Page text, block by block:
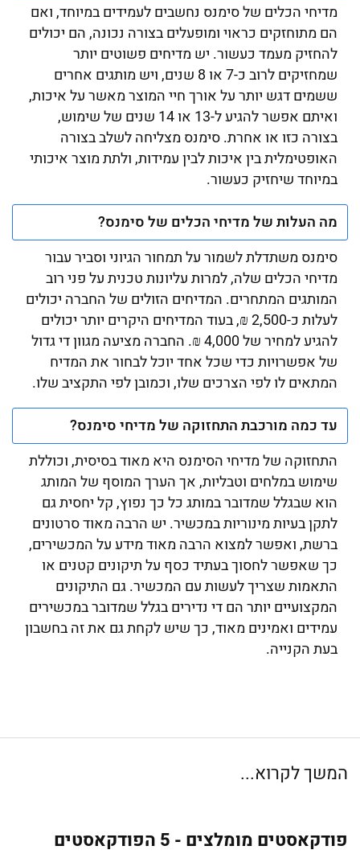
מדיחי הכלים של סימנס נחשבים לעמידים במיוחד, ואם
הם מתוחזקים כראוי ומופעלים בצורה נכונה, הם יכולים
להחזיק מעמד כעשור. יש מדיחים פשוטים יותר
שמחזיקים לרוב כ-7 או 8 שנים, ויש מותגים אחרים
ששמים דגש יותר על אורך חיי המוצר מאשר על איכות,
ואיתם אפשר להגיע ל-13 או 14 שנים של שימוש,
בצורה כזו או אחרת. סימנס מצליחה לשלב בצורה
האופטימלית בין איכות לבין עמידות, ולתת מוצר איכותי
במיוחד שיחזיק כעשור.
מה העלות של מדיחי הכלים של סימנס?
סימנס משתדלת לשמור על תמחור הגיוני וסביר עבור
מדיחי הכלים שלה, למרות עליונות טכנית על פני רוב
המותגים המתחרים. המדיחים הזולים של החברה יכולים
לעלות כ-2,500 ₪, בעוד המדיחים היקרים יותר יכולים
להגיע למחיר של 4,000 ₪. החברה מציעה מגוון די גדול
של אפשרויות כדי שכל אחד יוכל לבחור את המדיח
המתאים לו לפי הצרכים שלו, וכמובן לפי התקציב שלו.
עד כמה מורכבת התחזוקה של מדיחי סימנס?
התחזוקה של מדיחי הסימנס היא מאוד בסיסית, וכוללת
שימוש במלחים וטבליות, אך הערך המוסף של המותג
הוא שבגלל שמדובר במותג כל כך נפוץ, קל יחסית גם
לתקן בעיות מינוריות במכשיר. יש הרבה מאוד סרטונים
ברשת, ואפשר למצוא הרבה מאוד מידע על המכשירים,
כך שאפשר לחסוך בעתיד כסף על תיקונים קטנים או
התאמות שצריך לעשות עם המכשיר. גם התיקונים
המקצועיים יותר הם די נדירים בגלל שמדובר במכשירים
עמידים ואמינים מאוד, כך שיש לקחת גם את זה בחשבון
בעת הקנייה.
המשך לקרוא...
פודקאסטים מומלצים - 5 הפודקאסטים